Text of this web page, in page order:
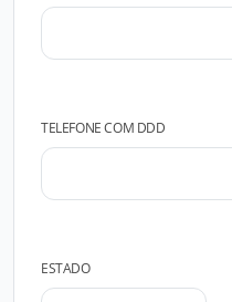
TELEFONE COM DDD
ESTADO